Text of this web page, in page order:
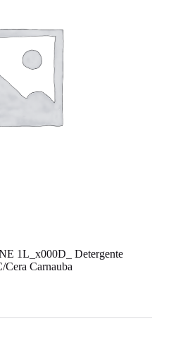
1L_x000D_ Detergente
Cera Carnauba